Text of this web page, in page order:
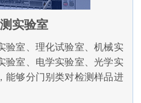
实验室
验室、理化试验室、机械实
验室、电学实验室、光学实
能够分门别类对检测样品进